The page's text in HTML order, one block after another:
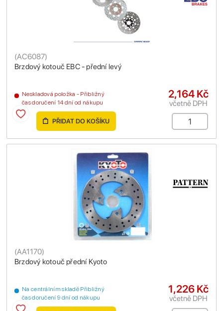
Brzdový kotouč EBC - přední levý
(AC6087)
Neskladová položka - Přibližný
čas doručení 14 dní od nákupu
2,164 Kč
včetně DPH
PŘIDAT DO KOŠÍKU
Brzdový kotouč přední Kyoto
(AA1170)
Na centrálním skladě Přibližný
čas doručení 9 dní od nákupu
1,226 Kč
včetně DPH